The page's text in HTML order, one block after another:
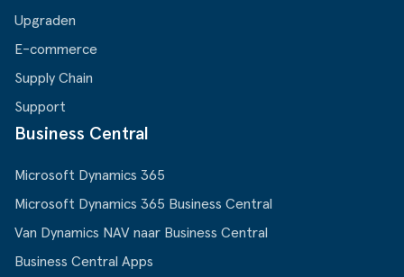
Upgraden
E-commerce
Supply Chain
Support
Business Central
Microsoft Dynamics 365
Microsoft Dynamics 365 Business Central
Van Dynamics NAV naar Business Central
Business Central Apps